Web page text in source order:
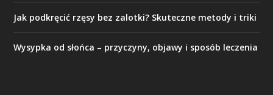
Jak podkręcić rzęsy bez zalotki? Skuteczne metody i triki
Wysypka od słońca – przyczyny, objawy i sposób leczenia